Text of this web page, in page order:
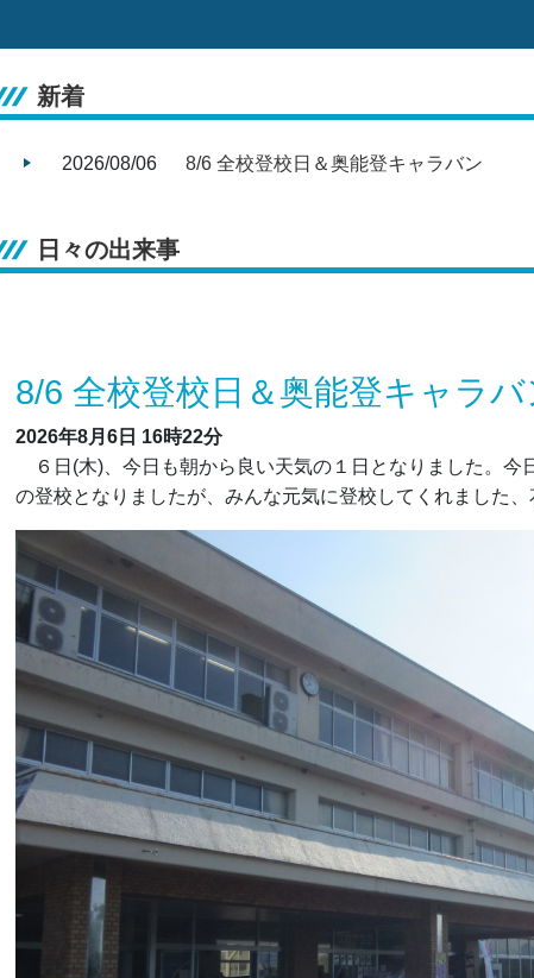
新着
2026/08/06 8/6 全校登校日＆奥能登キャラバン
日々の出来事
8/6 全校登校日＆奥能登キャラバ
2026年8月6日 16時22分
６日(木)、今日も朝から良い天気の１日となりました。今
の登校となりましたが、みんな元気に登校してくれました、